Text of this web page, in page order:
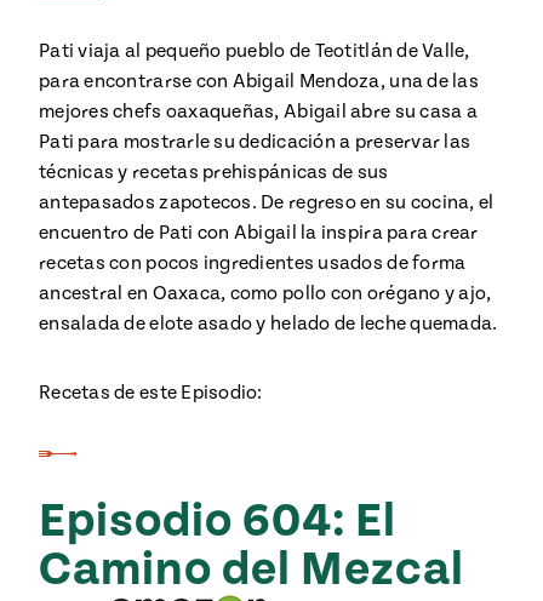
Pati viaja al pequeño pueblo de Teotitlán de Valle,
para encontrarse con Abigail Mendoza, una de las
mejores chefs oaxaqueñas, Abigail abre su casa a
Pati para mostrarle su dedicación a preservar las
técnicas y recetas prehispánicas de sus
antepasados zapotecos. De regreso en su cocina, el
encuentro de Pati con Abigail la inspira para crear
recetas con pocos ingredientes usados de forma
ancestral en Oaxaca, como pollo con orégano y ajo,
ensalada de elote asado y helado de leche quemada.
Recetas de este Episodio:
Episodio 604: El
Camino del Mezcal